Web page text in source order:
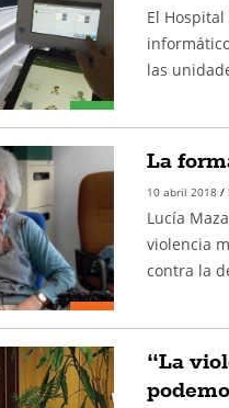
El
las
La
10 abril 2018 /
Lucía
violencia
contra la
“La